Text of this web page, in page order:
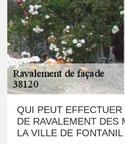
QUI PEUT EFFECTUER
DE RAVALEMENT DES
LA VILLE DE